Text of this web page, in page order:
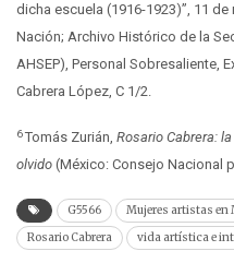
dicha escuela (1916-1923)”, 11
Nación; Archivo Histórico de la
AHSEP), Personal Sobresaliente,
Cabrera López, C 1/2.
6Tomás Zurián, Rosario Cabrera:
olvido (México: Consejo Nacional
G5566 Mujeres artistas en
Rosario Cabrera
vida artística e